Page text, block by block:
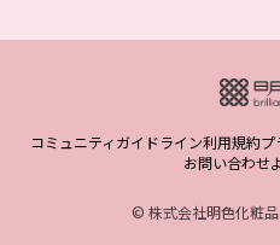
コミュニティガイドライン利用規約プ
お問い合わせ
© 株式会社明色化粧